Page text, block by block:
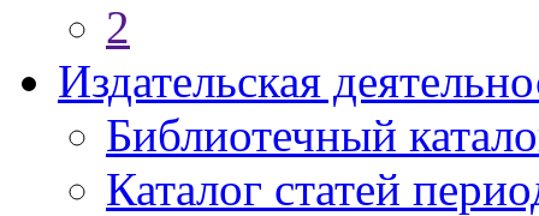
2
Издательская
Библиотечный
Каталог статей